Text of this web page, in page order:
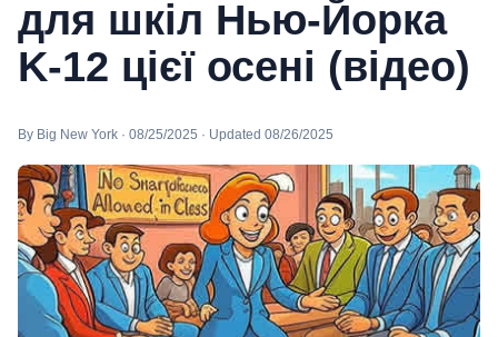
для шкіл Нью-Йорка
K-12 цієї осені (відео)
By Big New York · 08/25/2025 · Updated 08/26/2025